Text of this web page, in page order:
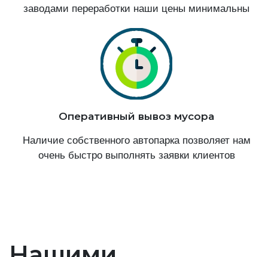
заводами переработки наши цены минимальны
Оперативный вывоз мусора
Наличие собственного автопарка позволяет нам
очень быстро выполнять заявки клиентов